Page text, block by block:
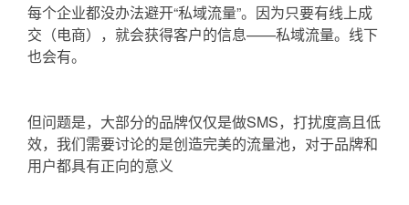
每个企业都没办法避开“私域流量”。因为只要有线上成
交（电商），就会获得客户的信息——私域流量。线下
也会有。
但问题是，大部分的品牌仅仅是做SMS，打扰度高且低
效，我们需要讨论的是创造完美的流量池，对于品牌和
用户都具有正向的意义